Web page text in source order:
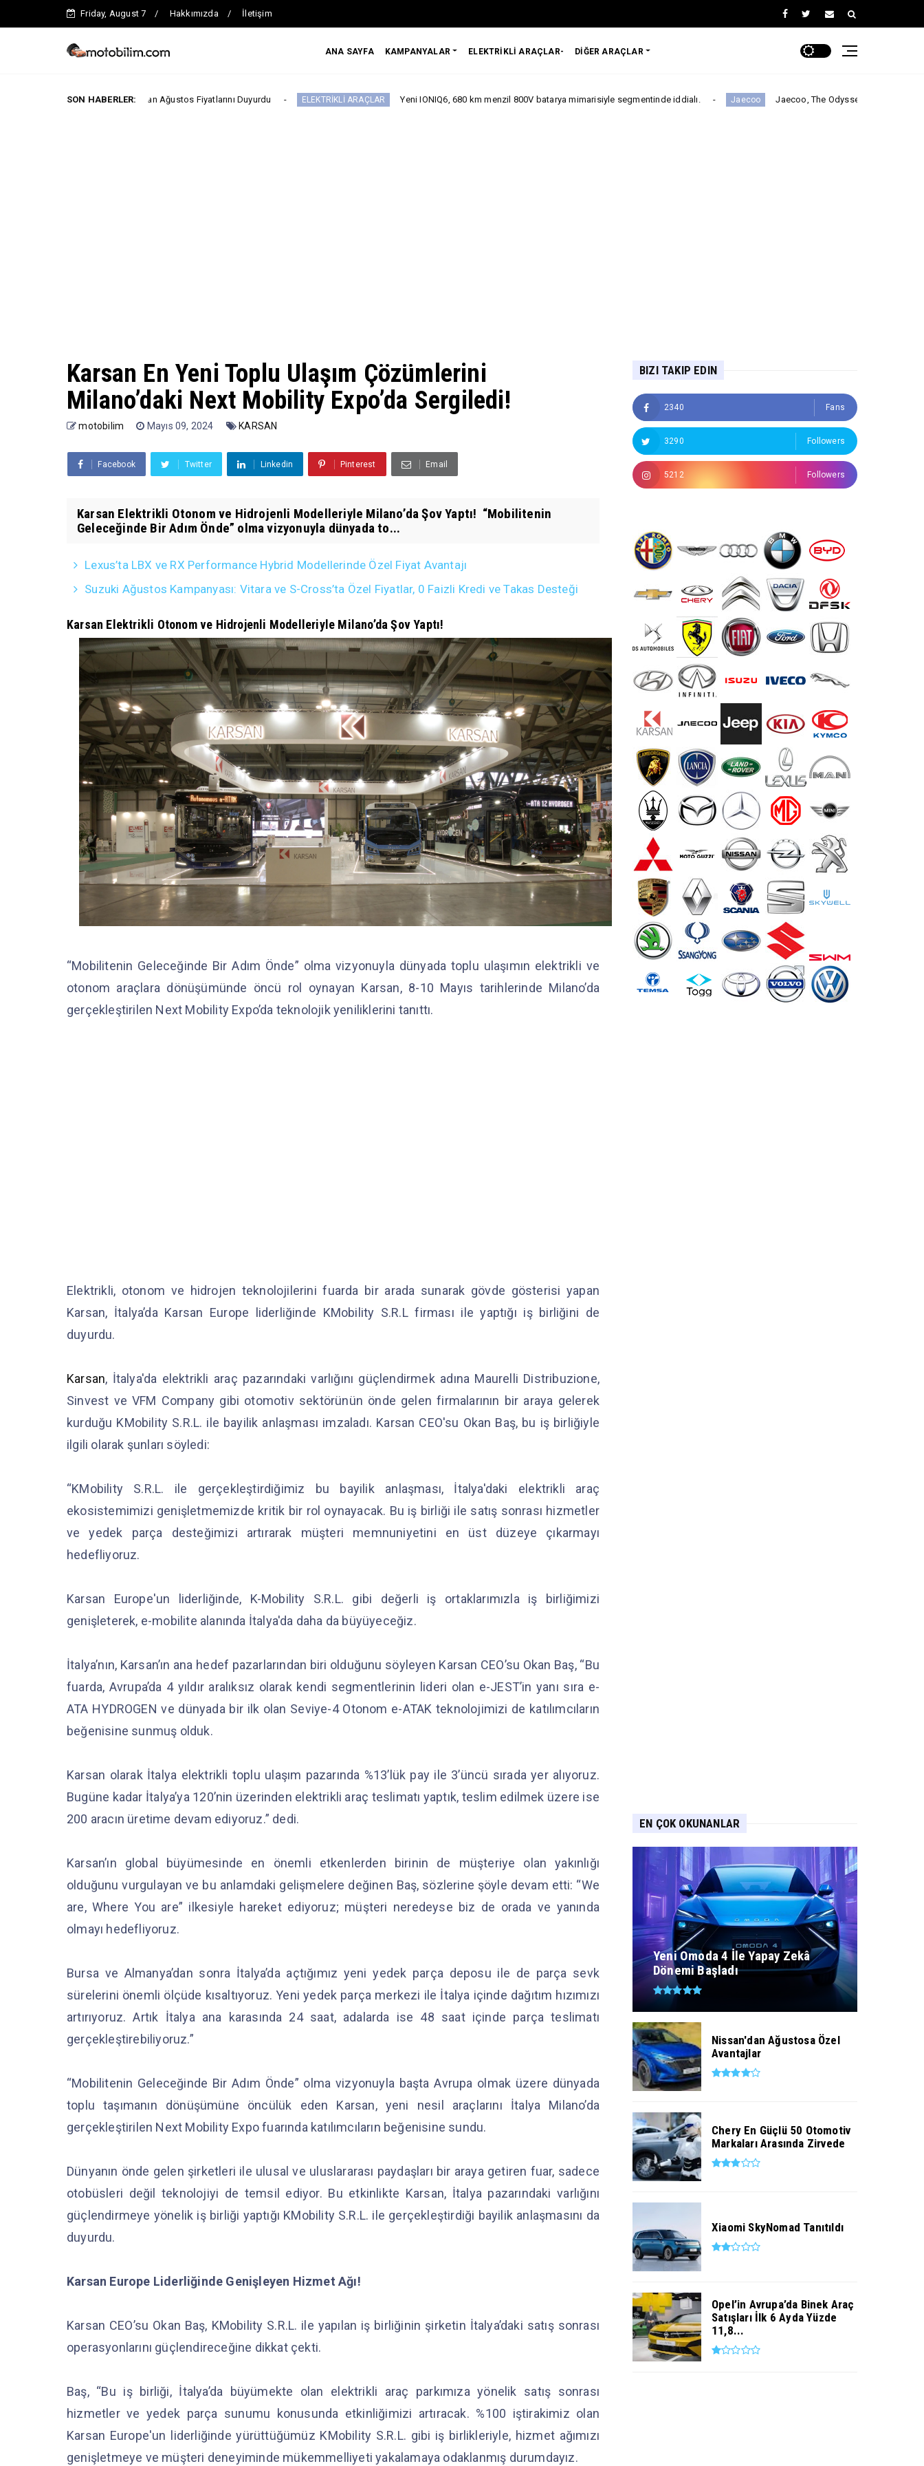
Friday, August 7 Hakkımızda İletişim
ANA SAYFA KAMPANYALAR ELEKTRİKLİ ARAÇLAR- DİĞER ARAÇLAR
SON HABERLER:
TL’den Başlayan Ağustos Fiyatlarını Duyurdu ELEKTRİKLİ ARAÇLAR Yeni IONIQ6, 680 km menzil 800V batarya mimarisiyle segmentinde iddialı. Jaecoo Jaecoo, The Odyssey ile Global İş Birliğini
Karsan En Yeni Toplu Ulaşım Çözümlerini
Milano’daki Next Mobility Expo’da Sergiledi!
motobilim Mayıs 09, 2024 KARSAN
Facebook Twitter Linkedin Pinterest Email
Karsan Elektrikli Otonom ve Hidrojenli Modelleriyle Milano’da Şov Yaptı! “Mobilitenin
Geleceğinde Bir Adım Önde” olma vizyonuyla dünyada to...
Lexus’ta LBX ve RX Performance Hybrid Modellerinde Özel Fiyat Avantajı
Suzuki Ağustos Kampanyası: Vitara ve S-Cross’ta Özel Fiyatlar, 0 Faizli Kredi ve Takas Desteği
Karsan Elektrikli Otonom ve Hidrojenli Modelleriyle Milano’da Şov Yaptı!
“Mobilitenin Geleceğinde Bir Adım Önde” olma vizyonuyla dünyada toplu ulaşımın elektrikli ve
otonom araçlara dönüşümünde öncü rol oynayan Karsan, 8-10 Mayıs tarihlerinde Milano’da
gerçekleştirilen Next Mobility Expo’da teknolojik yeniliklerini tanıttı.
Elektrikli, otonom ve hidrojen teknolojilerini fuarda bir arada sunarak gövde gösterisi yapan
Karsan, İtalya’da Karsan Europe liderliğinde KMobility S.R.L firması ile yaptığı iş birliğini de
duyurdu.
Karsan, İtalya'da elektrikli araç pazarındaki varlığını güçlendirmek adına Maurelli Distribuzione,
Sinvest ve VFM Company gibi otomotiv sektörünün önde gelen firmalarının bir araya gelerek
kurduğu KMobility S.R.L. ile bayilik anlaşması imzaladı. Karsan CEO'su Okan Baş, bu iş birliğiyle
ilgili olarak şunları söyledi:
“KMobility S.R.L. ile gerçekleştirdiğimiz bu bayilik anlaşması, İtalya'daki elektrikli araç
ekosistemimizi genişletmemizde kritik bir rol oynayacak. Bu iş birliği ile satış sonrası hizmetler
ve yedek parça desteğimizi artırarak müşteri memnuniyetini en üst düzeye çıkarmayı
hedefliyoruz.
Karsan Europe'un liderliğinde, K-Mobility S.R.L. gibi değerli iş ortaklarımızla iş birliğimizi
genişleterek, e-mobilite alanında İtalya'da daha da büyüyeceğiz.
İtalya’nın, Karsan’ın ana hedef pazarlarından biri olduğunu söyleyen Karsan CEO’su Okan Baş, “Bu
fuarda, Avrupa’da 4 yıldır aralıksız olarak kendi segmentlerinin lideri olan e-JEST’in yanı sıra e-
ATA HYDROGEN ve dünyada bir ilk olan Seviye-4 Otonom e-ATAK teknolojimizi de katılımcıların
beğenisine sunmuş olduk.
Karsan olarak İtalya elektrikli toplu ulaşım pazarında %13’lük pay ile 3’üncü sırada yer alıyoruz.
Bugüne kadar İtalya’ya 120’nin üzerinden elektrikli araç teslimatı yaptık, teslim edilmek üzere ise
200 aracın üretime devam ediyoruz.” dedi.
Karsan’ın global büyümesinde en önemli etkenlerden birinin de müşteriye olan yakınlığı
olduğunu vurgulayan ve bu anlamdaki gelişmelere değinen Baş, sözlerine şöyle devam etti: “We
are, Where You are” ilkesiyle hareket ediyoruz; müşteri neredeyse biz de orada ve yanında
olmayı hedefliyoruz.
Bursa ve Almanya’dan sonra İtalya’da açtığımız yeni yedek parça deposu ile de parça sevk
sürelerini önemli ölçüde kısaltıyoruz. Yeni yedek parça merkezi ile İtalya içinde dağıtım hızımızı
artırıyoruz. Artık İtalya ana karasında 24 saat, adalarda ise 48 saat içinde parça teslimatı
gerçekleştirebiliyoruz.”
“Mobilitenin Geleceğinde Bir Adım Önde” olma vizyonuyla başta Avrupa olmak üzere dünyada
toplu taşımanın dönüşümüne öncülük eden Karsan, yeni nesil araçlarını İtalya Milano’da
gerçekleştirilen Next Mobility Expo fuarında katılımcıların beğenisine sundu.
Dünyanın önde gelen şirketleri ile ulusal ve uluslararası paydaşları bir araya getiren fuar, sadece
otobüsleri değil teknolojiyi de temsil ediyor. Bu etkinlikte Karsan, İtalya pazarındaki varlığını
güçlendirmeye yönelik iş birliği yaptığı KMobility S.R.L. ile gerçekleştirdiği bayilik anlaşmasını da
duyurdu.
Karsan Europe Liderliğinde Genişleyen Hizmet Ağı!
Karsan CEO’su Okan Baş, KMobility S.R.L. ile yapılan iş birliğinin şirketin İtalya’daki satış sonrası
operasyonlarını güçlendireceğine dikkat çekti.
Baş, “Bu iş birliği, İtalya’da büyümekte olan elektrikli araç parkımıza yönelik satış sonrası
hizmetler ve yedek parça sunumu konusunda etkinliğimizi artıracak. %100 iştirakimiz olan
Karsan Europe'un liderliğinde yürüttüğümüz KMobility S.R.L. gibi iş birlikleriyle, hizmet ağımızı
genişletmeye ve müşteri deneyiminde mükemmelliyeti yakalamaya odaklanmış durumdayız.
BIZI TAKIP EDIN
2340 Fans
3290 Followers
5212 Followers
EN ÇOK OKUNANLAR
Yeni Omoda 4 İle Yapay Zekâ
Dönemi Başladı
Nissan'dan Ağustosa Özel
Avantajlar
Chery En Güçlü 50 Otomotiv
Markaları Arasında Zirvede
Xiaomi SkyNomad Tanıtıldı
Opel’in Avrupa’da Binek Araç
Satışları İlk 6 Ayda Yüzde
11,8...